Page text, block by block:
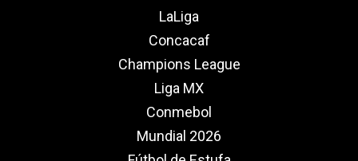
LaLiga
Concacaf
Champions League
Liga MX
Conmebol
Mundial 2026